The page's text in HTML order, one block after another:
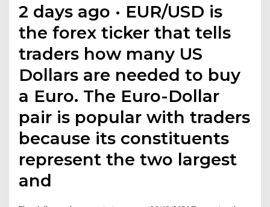
2 days ago · EUR/USD is
the forex ticker that tells
traders how many US
Dollars are needed to buy
a Euro. The Euro-Dollar
pair is popular with traders
because its constituents
represent the two largest
and